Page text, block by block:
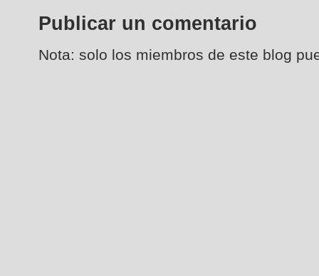
Publicar un comentario
Nota: solo los miembros de este blog